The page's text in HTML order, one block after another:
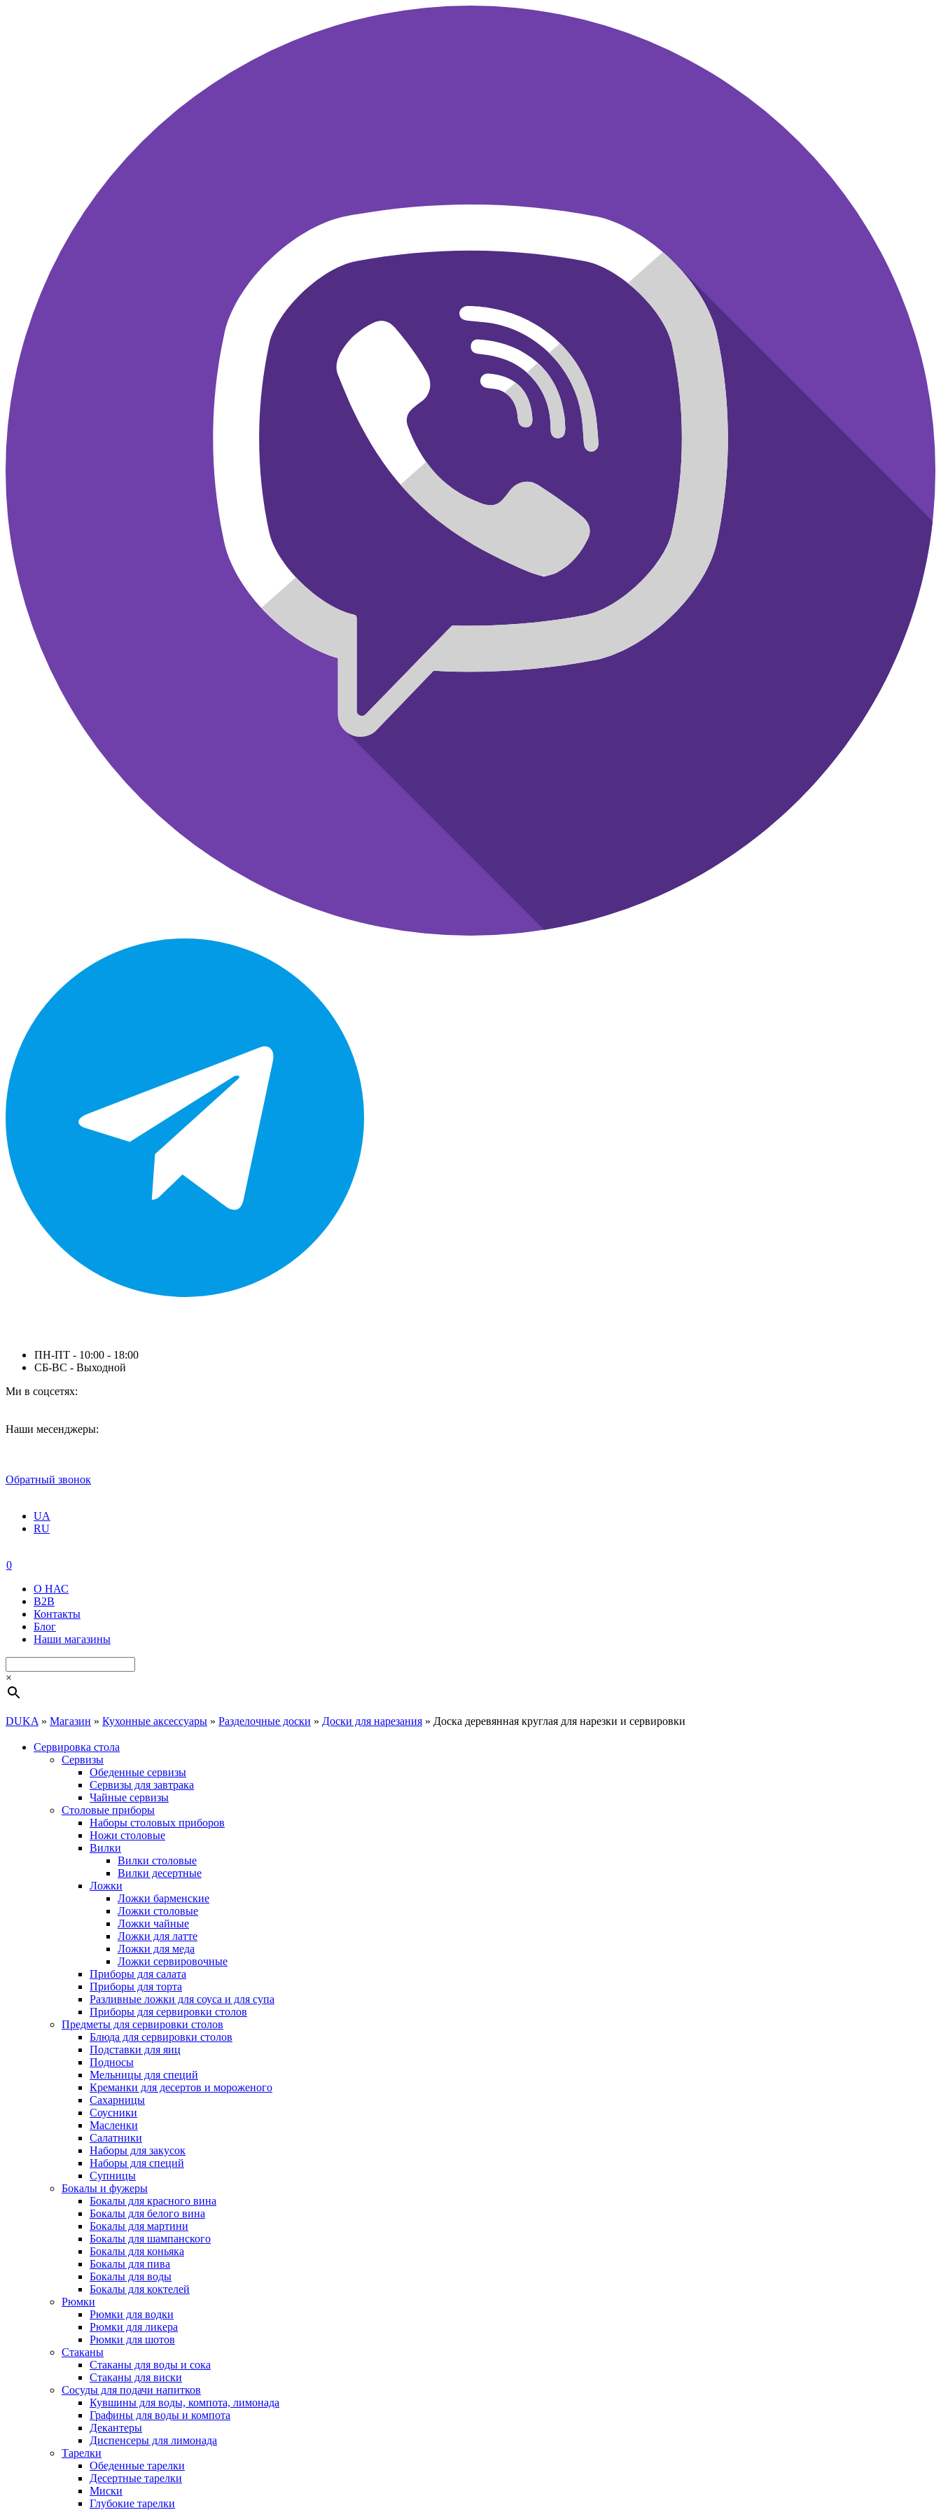
ПН-ПТ - 10:00 - 18:00
СБ-ВС - Выходной
Ми в соцсетях:
Наши месенджеры:
Обратный звонок
UA
RU
0
О НАС
B2B
Контакты
Блог
Наши магазины
×
DUKA » Магазин » Кухонные аксессуары » Разделочные доски » Доски для нарезания » Доска деревянная круглая для нарезки и сервировки
Сервировка стола
Cервизы
Обеденные сервизы
Сервизы для завтрака
Чайные сервизы
Столовые приборы
Наборы столовых приборов
Ножи столовые
Вилки
Вилки столовые
Вилки десертные
Ложки
Ложки барменские
Ложки столовые
Ложки чайные
Ложки для латте
Ложки для меда
Ложки сервировочные
Приборы для салата
Приборы для торта
Разливные ложки для соуса и для супа
Приборы для сервировки столов
Предметы для сервировки столов
Блюда для сервировки столов
Подставки для яиц
Подносы
Мельницы для специй
Креманки для десертов и мороженого
Сахарницы
Соусники
Масленки
Салатники
Наборы для закусок
Наборы для специй
Супницы
Бокалы и фужеры
Бокалы для красного вина
Бокалы для белого вина
Бокалы для мартини
Бокалы для шампанского
Бокалы для коньяка
Бокалы для пива
Бокалы для воды
Бокалы для коктелей
Рюмки
Рюмки для водки
Рюмки для ликера
Рюмки для шотов
Стаканы
Стаканы для воды и сока
Стаканы для виски
Сосуды для подачи напитков
Кувшины для воды, компота, лимонада
Графины для воды и компота
Декантеры
Диспенсеры для лимонада
Тарелки
Обеденные тарелки
Десертные тарелки
Миски
Глубокие тарелки